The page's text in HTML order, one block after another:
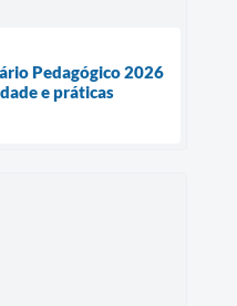
Pedagógico 2026
e práticas